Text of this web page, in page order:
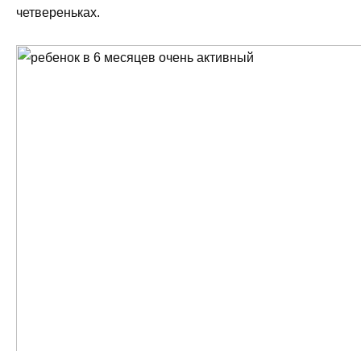
четвереньках.